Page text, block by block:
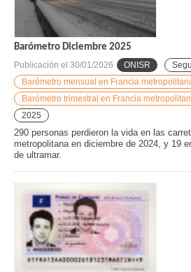
Barómetro Diciembre 2025
Publicación el 30/01/2026 ONISR
Barómetro mensual en Francia
Barómetro trimestral en Francia
2025
290 personas perdieron la vida en las
metropolitana en diciembre de 2024, y 19
de ultramar.